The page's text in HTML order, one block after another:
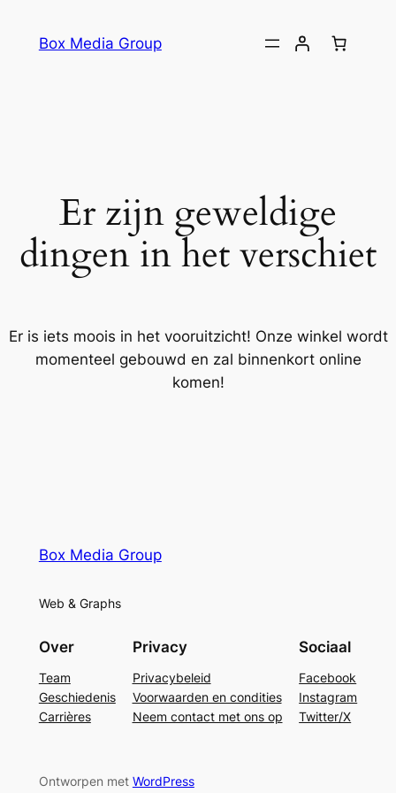
Box Media Group
Er zijn geweldige
dingen in het verschiet
Er is iets moois in het vooruitzicht! Onze winkel wordt
momenteel gebouwd en zal binnenkort online
komen!
Box Media Group
Web & Graphs
Over
Team
Geschiedenis
Carrières
Privacy
Privacybeleid
Voorwaarden en condities
Neem contact met ons op
Sociaal
Facebook
Instagram
Twitter/X
Ontworpen met WordPress